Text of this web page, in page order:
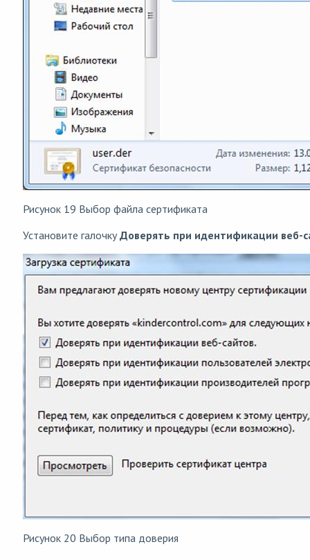
Рисунок 19 Выбор файла сертификата
Установите галочкуДоверять при идентификации веб-
Рисунок 20 Выбор типа доверия